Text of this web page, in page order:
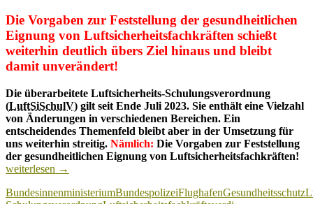
Die Vorgaben zur Feststellung der gesundheitlichen
Eignung von Luftsicherheitsfachkräften schießt
weiterhin deutlich übers Ziel hinaus und bleibt
damit unverändert!
Die überarbeitete Luftsicherheits-Schulungsverordnung
(LuftSiSchulV) gilt seit Ende Juli 2023. Sie enthält eine Vielzahl
von Änderungen in verschiedenen Bereichen. Ein
entscheidendes Themenfeld bleibt aber in der Umsetzung für
uns weiterhin streitig. Nämlich: Die Vorgaben zur Feststellung
der gesundheitlichen Eignung von Luftsicherheitsfachkräften!
weiterlesen →
BundesinnenministeriumBundespolizeiFlughafenGesundheitsschutz